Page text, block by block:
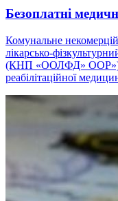
Безоплатні
Комунальне
лікарсько-
(КНП «ООЛФД» ООР»)
реабілітаційної